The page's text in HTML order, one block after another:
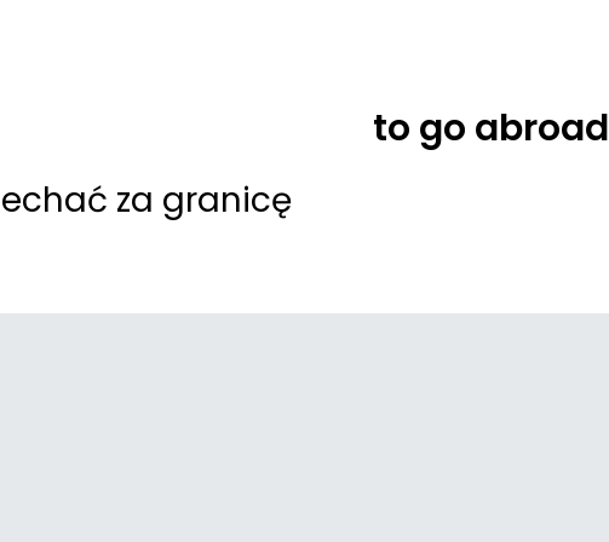
to go abroad
za granicę